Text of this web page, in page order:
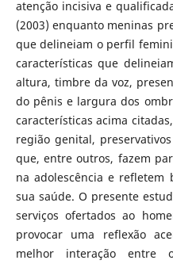
atenção incisiva e
(2003) enquanto meninas
que delineiam o perfil
características que
altura, timbre da voz,
do pênis e largura dos
características acima
região genital,
que, entre outros, fazem
na adolescência e refletem
sua saúde. O presente
serviços ofertados ao
provocar uma reflexão
melhor interação